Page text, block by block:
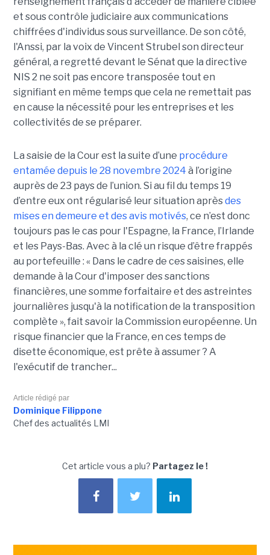
et sous contrôle judiciaire aux communications
chiffrées d'individus sous surveillance. De son côté,
l'Anssi, par la voix de Vincent Strubel son directeur
général, a regretté devant le Sénat que la directive
NIS 2 ne soit pas encore transposée tout en
signifiant en même temps que cela ne remettait pas
en cause la nécessité pour les entreprises et les
collectivités de se préparer.
La saisie de la Cour est la suite d’une procédure
entamée depuis le 28 novembre 2024 à l’origine
auprès de 23 pays de l’union. Si au fil du temps 19
d’entre eux ont régularisé leur situation aprèsdes
mises en demeure et des avis motivés, ce n’est donc
toujours pas le cas pour l'Espagne, la France, l’Irlande
et les Pays-Bas. Avec à la clé un risque d’être frappés
au portefeuille : « Dans le cadre de ces saisines, elle
demande à la Cour d'imposer des sanctions
financières, une somme forfaitaire et des astreintes
journalières jusqu'à la notification de la transposition
complète », fait savoir la Commission européenne. Un
risque financier que la France, en ces temps de
disette économique, est prête à assumer ? A
l'exécutif de trancher...
Article rédigé par
Dominique Filippone
Chef des actualités LMI
Cet article vous a plu? Partagez le !